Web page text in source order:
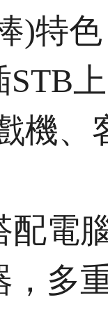
)特
STB
機、
配電
，多